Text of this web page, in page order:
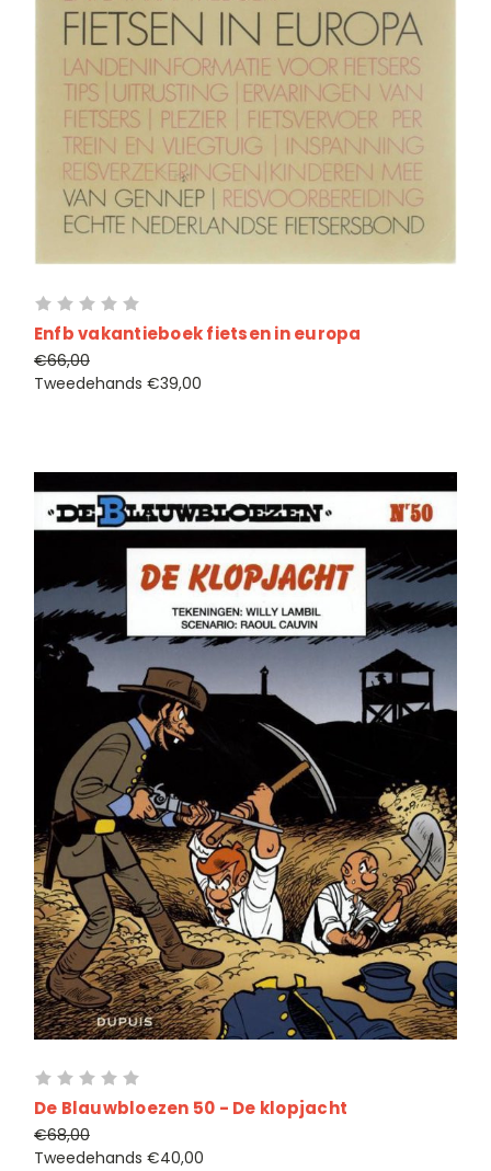
Enfb vakantieboek fietsen in europa
€66,00
Tweedehands €39,00
De Blauwbloezen 50 - De klopjacht
€68,00
Tweedehands €40,00